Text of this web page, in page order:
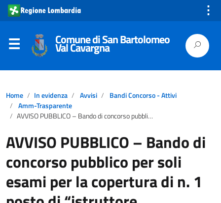
⋮
Comune di San Bartolomeo
Val Cavargna
Home In evidenza Avvisi
Bandi Concorso - Attivi
Amm-Trasparente
AVVISO PUBBLICO – Bando di concorso pubblico per soli esami per la copertura di n. 1 posto di “istruttore amministrativo contabile” a tempo pieno indeterminato 36 ore – area istruttori – ex categoria C
AVVISO PUBBLICO – Bando di
concorso pubblico per soli
esami per la copertura di n. 1